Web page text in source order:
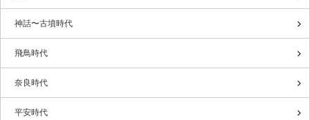
神話〜古墳時代
飛鳥時代
奈良時代
平安時代